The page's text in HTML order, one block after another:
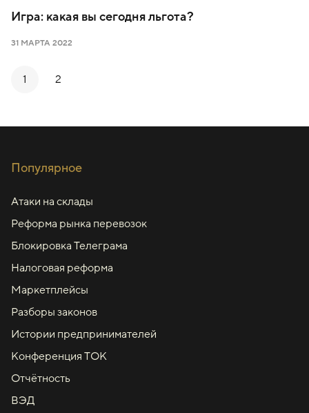
Игра: какая вы сегодня льгота?
31 МАРТА 2022
1 2
Популярное
Атаки на склады
Реформа рынка перевозок
Блокировка Телеграма
Налоговая реформа
Маркетплейсы
Разборы законов
Истории предпринимателей
Конференция ТОК
Отчётность
ВЭД